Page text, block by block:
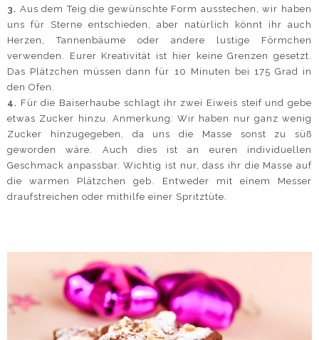
3. Aus dem Teig die gewünschte Form ausstechen, wir haben
uns für Sterne entschieden, aber natürlich könnt ihr auch
Herzen, Tannenbäume oder andere lustige Förmchen
verwenden. Eurer Kreativität ist hier keine Grenzen gesetzt.
Das Plätzchen müssen dann für 10 Minuten bei 175 Grad in
den Ofen.
4. Für die Baiserhaube schlagt ihr zwei Eiweis steif und gebe
etwas Zucker hinzu. Anmerkung: Wir haben nur ganz wenig
Zucker hinzugegeben, da uns die Masse sonst zu süß
geworden wäre. Auch dies ist an euren individuellen
Geschmack anpassbar. Wichtig ist nur, dass ihr die Masse auf
die warmen Plätzchen geb. Entweder mit einem Messer
draufstreichen oder mithilfe einer Spritztüte.